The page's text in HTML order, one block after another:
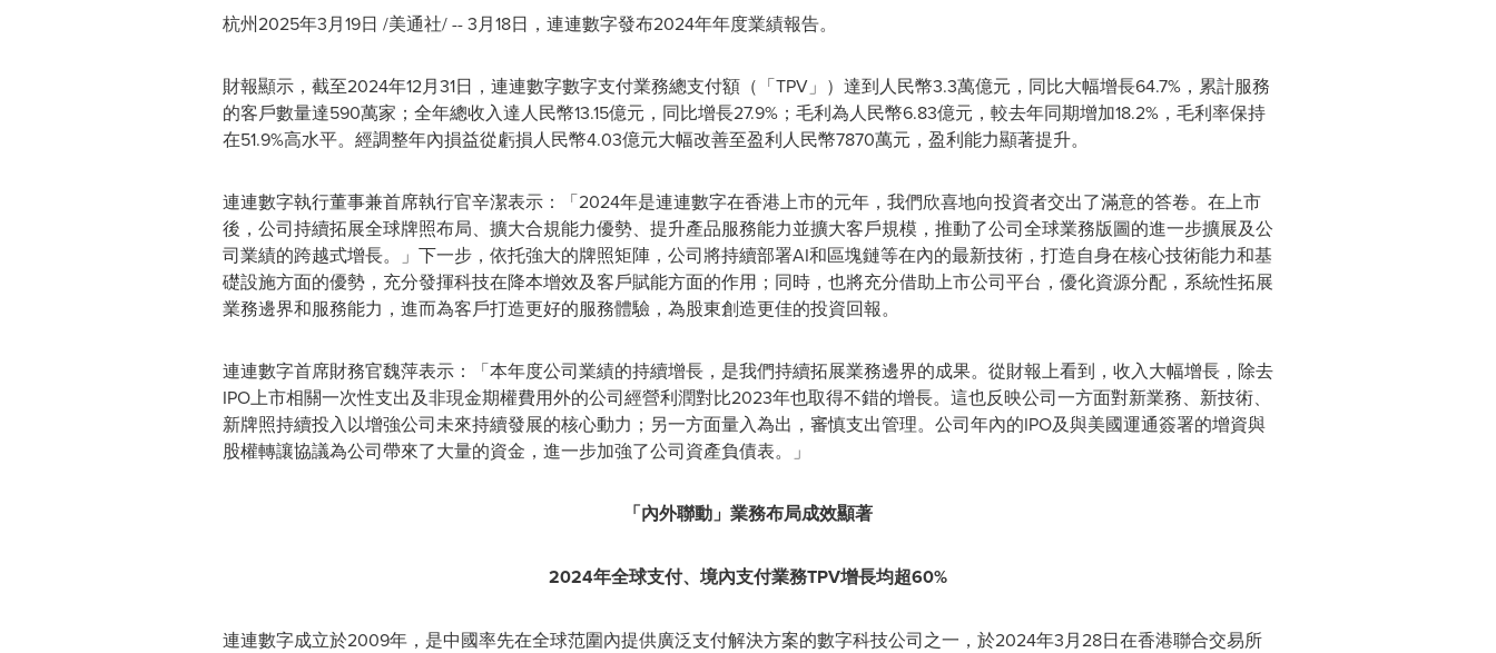
杭州2025年3月19日 /美通社/ --3月18日， 連連數字發布2024年年度業績報告。
財報顯示，截至2024年12月31日，連連數字數字支付業務總支付額（「TPV」）達到人民幣3.3萬億元，同比大幅增長64.7%，累計服務
的客戶數量達590萬家；全年總收入達人民幣13.15億元，同比增長27.9%；毛利為人民幣6.83億元，較去年同期增加18.2%，毛利率保持
在51.9%高水平。經調整年內損益從虧損人民幣4.03億元大幅改善至盈利人民幣7870萬元，盈利能力顯著提升。
連連數字執行董事兼首席執行官辛潔表示：「2024年是連連數字在香港上市的元年，我們欣喜地向投資者交出了滿意的答卷。在上市
後，公司持續拓展全球牌照布局、擴大合規能力優勢、提升產品服務能力並擴大客戶規模，推動了公司全球業務版圖的進一步擴展及公
司業績的跨越式增長。
」 下一步，依托強大的牌照矩陣，公司將持續部署AI和區塊鏈等在內的最新技術，打造自身在核心技術能力和基
礎設施方面的優勢，充分發揮科技在降本增效及客戶賦能方面的作用；同時，也將充分借助上市公司平台，優化資源分配，系統性拓展
業務邊界和服務能力，進而為客戶打造更好的服務體驗，為股東創造更佳的投資回報。
連連數字首席財務官魏萍表示：「本年度公司業績的持續增長，是我們持續拓展業務邊界的成果。從財報上看到，收入大幅增長，除去
IPO上市相關一次性支出及非現金期權費用外的公司經營利潤對比2023年也取得不錯的增長。這也反映公司一方面對新業務、新技術、
新牌照持續投入以增強公司未來持續發展的核心動力；另一方面量入為出，審慎支出管理。公司年內的IPO及與美國運通簽署的增資與
股權轉讓協議為公司帶來了大量的資金，進一步加強了公司資產負債表。」
「內外聯動」業務布局成效顯著
2024年全球支付、境內支付業務TPV增長均超60%
連連數字成立於2009年，是中國率先在全球范圍內提供廣泛支付解決方案的數字科技公司之一，於2024年3月28日在香港聯合交易所